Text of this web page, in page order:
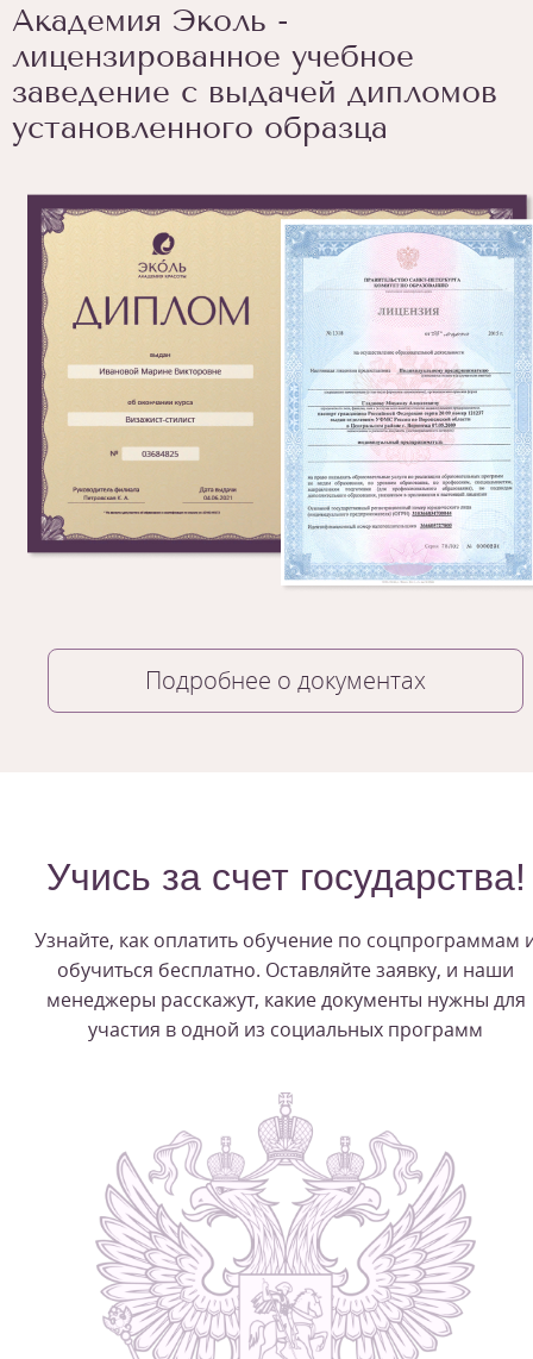
Академия Эколь -
лицензированное учебное
заведение с выдачей дипломов
установленного образца
Подробнее о документах
Учись за счет государства!
Узнайте, как оплатить обучение по соцпрограммам
обучиться бесплатно. Оставляйте заявку, и наши
менеджеры расскажут, какие документы нужны для
участия в одной из социальных программ